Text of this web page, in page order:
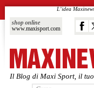
Il Blog di Maxi Sport, il
shop online
www.maxisport.com
L’idea